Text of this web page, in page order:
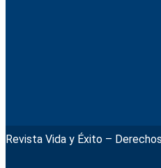
Revista Vida y Éxito –